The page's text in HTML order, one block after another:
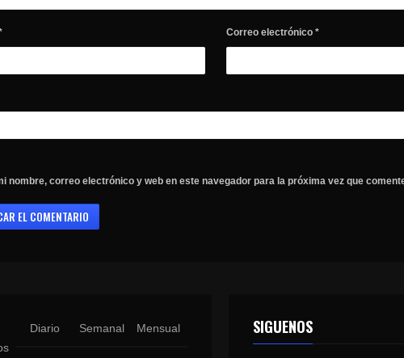
Correo electrónico *
nombre, correo electrónico y web en este navegador para la próxima vez que
Diario Semanal Mensual SIGUENOS